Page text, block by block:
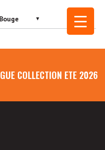
COLLECTION ETE 2026